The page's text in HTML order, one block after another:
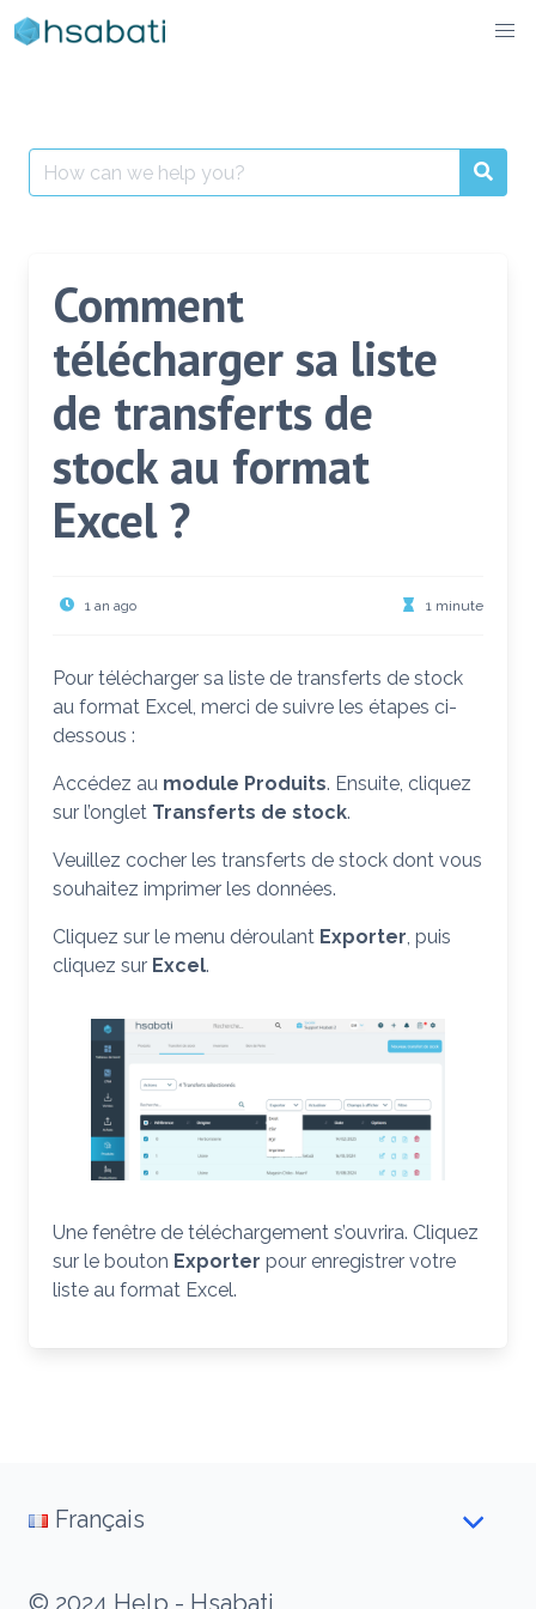
Skip
to
Search
for:
Comment
télécharger sa liste
de transferts de
stock au format
Excel ?
1 an ago 1 minute
Pour télécharger sa liste de transferts de stock
au format Excel, merci de suivre les étapes ci-
dessous :
Accédez au module Produits. Ensuite, cliquez
sur l’onglet Transferts de stock.
Veuillez cocher les transferts de stock dont vous
souhaitez imprimer les données.
Cliquez sur le menu déroulant Exporter, puis
cliquez sur Excel.
Une fenêtre de téléchargement s’ouvrira. Cliquez
sur le bouton Exporter pour enregistrer votre
liste au format Excel.
© 2024 Help - Hsabati
Français